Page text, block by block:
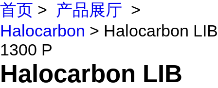
首页 > 产品展厅 >
Halocarbon > Halocarbon LIB
1300 P
Halocarbon LIB